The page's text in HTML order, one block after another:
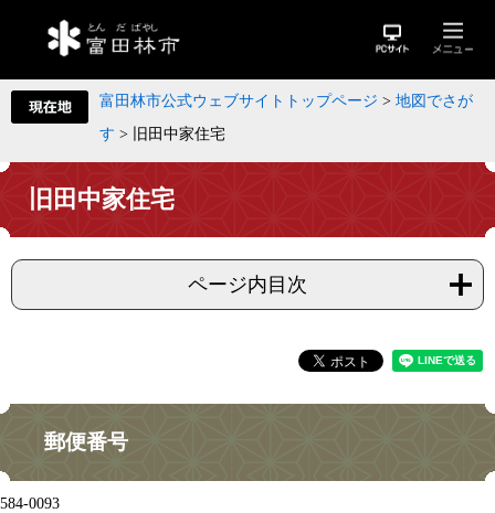
富田林市公式ウェブサイトトップページ > 地図でさが
す > 旧田中家住宅
旧田中家住宅
ページ内目次
郵便番号
584-0093